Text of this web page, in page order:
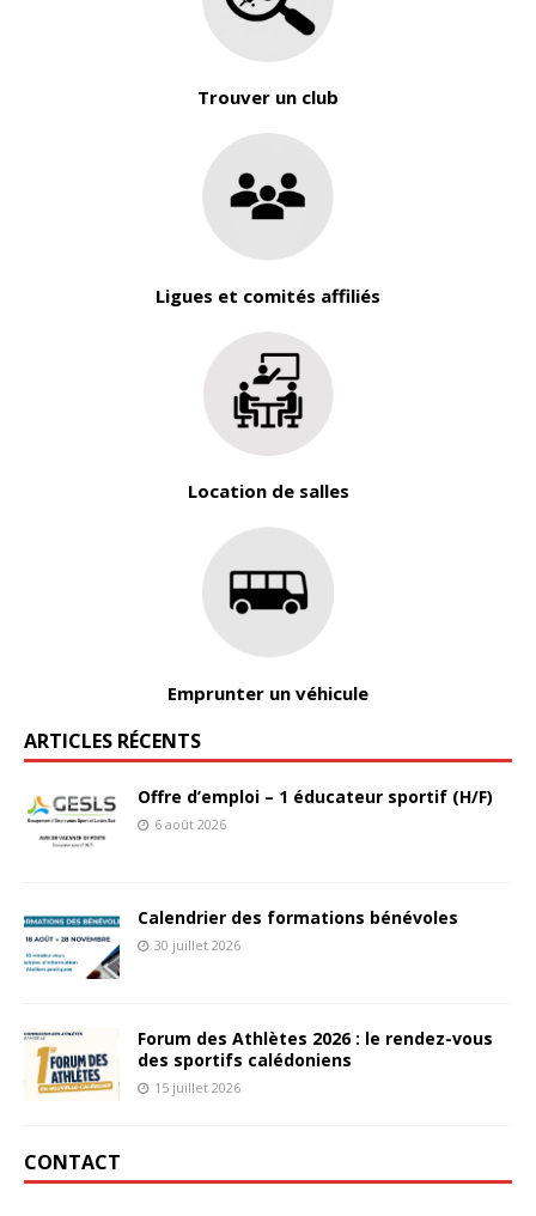
Trouver un club
Ligues et comités affiliés
Location de salles
Emprunter un véhicule
ARTICLES RÉCENTS
Offre d’emploi – 1 éducateur sportif (H/F)
6 août 2026
Calendrier des formations bénévoles
30 juillet 2026
Forum des Athlètes 2026 : le rendez-vous
des sportifs calédoniens
15 juillet 2026
CONTACT